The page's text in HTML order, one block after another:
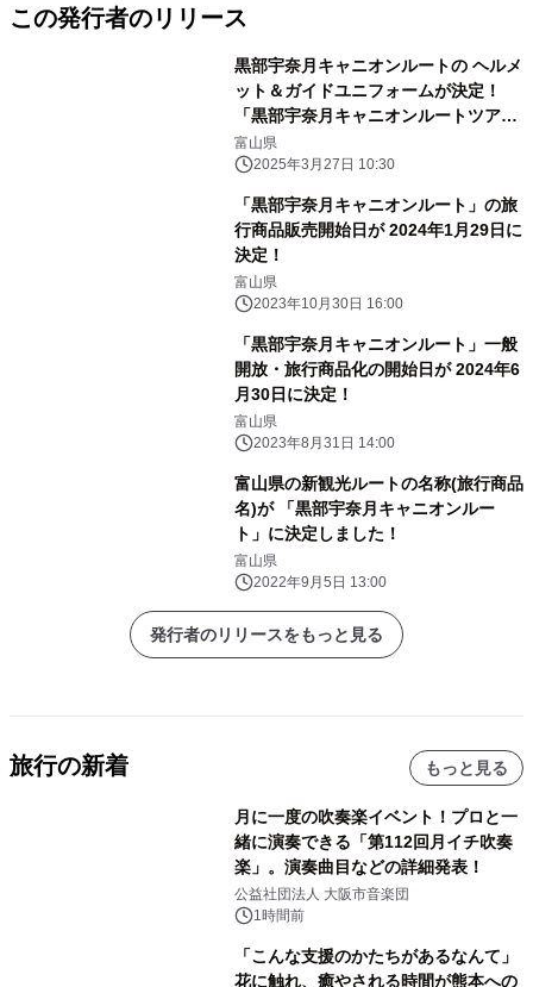
この発行者のリリース
黒部宇奈月キャニオンルートの ヘルメ
ット＆ガイドユニフォームが決定！
「黒部宇奈月キャニオンルートツアー
参加者 ヘルメット及びガイドユニフォ
ーム発表会」開催レポート
富山県
2025年3月27日 10:30
「黒部宇奈月キャニオンルート」の旅
行商品販売開始日が 2024年1月29日に
決定！
富山県
2023年10月30日 16:00
「黒部宇奈月キャニオンルート」一般
開放・旅行商品化の開始日が 2024年6
月30日に決定！
富山県
2023年8月31日 14:00
富山県の新観光ルートの名称(旅行商品
名)が 「黒部宇奈月キャニオンルー
ト」に決定しました！
富山県
2022年9月5日 13:00
発行者のリリースをもっと見る
旅行の新着 もっと見る
月に一度の吹奏楽イベント！プロと一
緒に演奏できる「第112回月イチ吹奏
楽」。演奏曲目などの詳細発表！
公益社団法人 大阪市音楽団
1時間前
「こんな支援のかたちがあるなんて」
花に触れ、癒やされる時間が熊本への